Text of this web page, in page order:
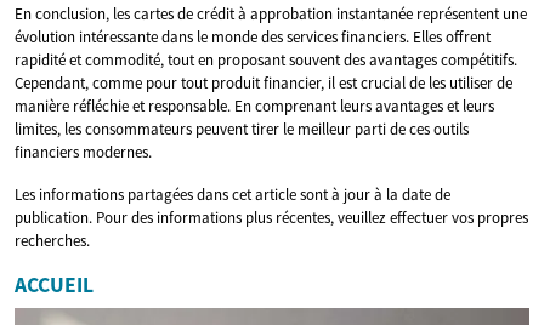
En conclusion, les cartes de crédit à approbation instantanée représentent une
évolution intéressante dans le monde des services financiers. Elles offrent
rapidité et commodité, tout en proposant souvent des avantages compétitifs.
Cependant, comme pour tout produit financier, il est crucial de les utiliser de
manière réfléchie et responsable. En comprenant leurs avantages et leurs
limites, les consommateurs peuvent tirer le meilleur parti de ces outils
financiers modernes.
Les informations partagées dans cet article sont à jour à la date de
publication. Pour des informations plus récentes, veuillez effectuer vos propres
recherches.
ACCUEIL